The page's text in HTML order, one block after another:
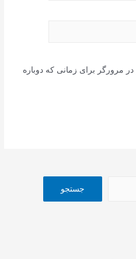
مرورگر برای زمانی که دوباره
جستجو